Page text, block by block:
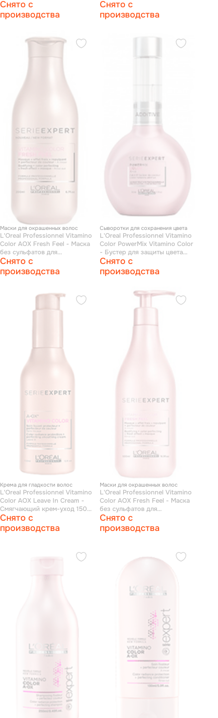
сульфатов для окрашенных
волос 300 мл
Снято с
производства
окрашенных волос 150 мл
Снято с
производства
Маски для окрашенных волос
L'Oreal Professionnel Vitamino
Сolor AOX Fresh Feel - Маска
без сульфатов для
окрашенных волос 200 мл
Снято с
производства
Сыворотки для сохранения цвета
L'Oreal Professionnel Vitamino
Сolor PowerMix Vitamino Color
- Бустер для защиты цвета
150 мл
Снято с
производства
Крема для гладкости волос
L'Oreal Professionnel Vitamino
Сolor AOX Leave In Cream -
Смягчающий крем-уход 150
мл
Снято с
производства
Маски для окрашенных волос
L'Oreal Professionnel Vitamino
Сolor AOX Fresh Feel - Маска
без сульфатов для
окрашенных волос 500 мл
Снято с
производства